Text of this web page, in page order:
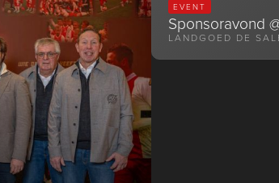
EVENT
Sponsoravond
LANDGOED DE